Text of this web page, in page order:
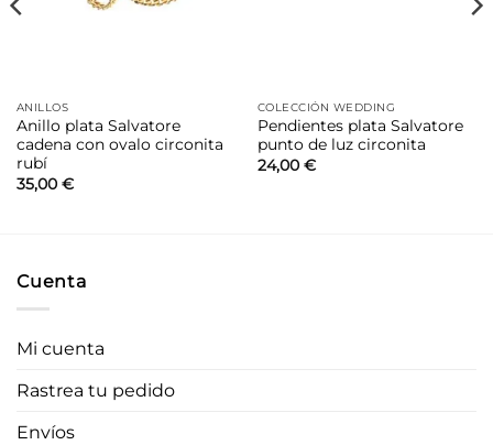
ANILLOS
Anillo plata Salvatore
cadena con ovalo circonita
rubí
35,00 €
COLECCIÓN WEDDING
Pendientes plata Salvatore
punto de luz circonita
24,00 €
Cuenta
Mi cuenta
Rastrea tu pedido
Envíos